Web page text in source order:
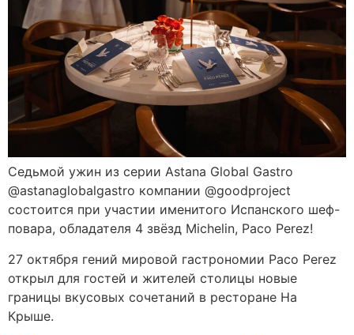
Седьмой ужин из серии Astana Global Gastro
@astanaglobalgastro компании @goodproject
состоится при участии именитого Испанского шеф-
повара, обладателя 4 звёзд Michelin, Paco Perez!
27 октября гений мировой гастрономии Paco Perez
открыл для гостей и жителей столицы новые
границы вкусовых сочетаний в ресторане На
Крыше.